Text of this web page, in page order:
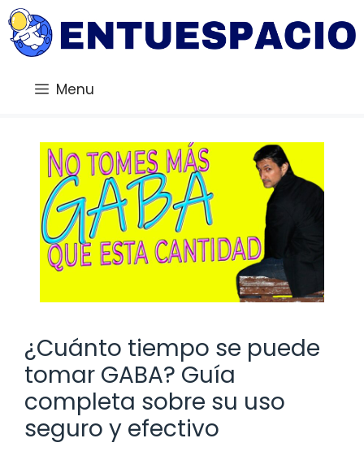
Saltar
al
contenido
Menu
¿Cuánto tiempo se puede
tomar GABA? Guía
completa sobre su uso
seguro y efectivo